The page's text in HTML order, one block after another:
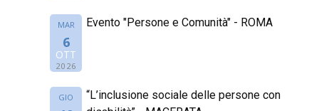
MAR
6
OTT
2026
Evento "Persone e Comunità" - ROMA
GIO
“L’inclusione sociale delle persone con